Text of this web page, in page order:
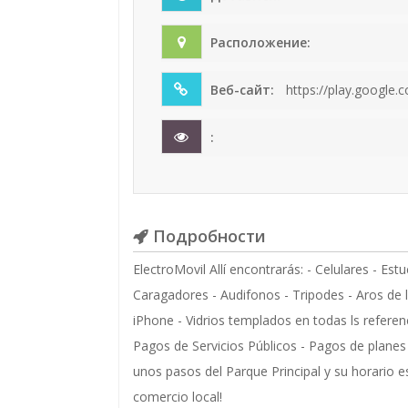
Расположение:
Веб-сайт: https://
:
Подробности
ElectroMovil Allí encontrarás: - Celulares -
Caragadores - Audifonos - Tripodes - Aros
iPhone - Vidrios templados en todas ls
Pagos de Servicios Públicos - Pagos de
unos pasos del Parque Principal y su horario
comercio local!